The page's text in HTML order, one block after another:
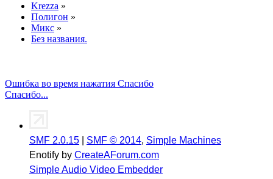
Krezza »
Полигон »
Микс »
Без названия.
Ошибка во время нажатия Спасибо
Спасибо...
SMF 2.0.15 SMF © 2014, Simple Machines
Enotify by CreateAForum.com
Simple Audio Video Embedder